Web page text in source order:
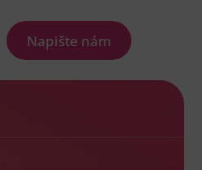
Napište nám